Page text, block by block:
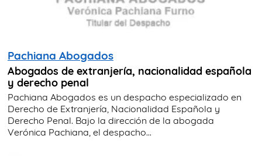
Pachiana Abogados
Abogados de extranjería, nacionalidad española
y derecho penal
Pachiana Abogados es un despacho especializado en
Derecho de Extranjería, Nacionalidad Española y
Derecho Penal. Bajo la dirección de la abogada
Verónica Pachiana, el despacho...